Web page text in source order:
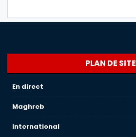
PLAN DE SITE
En direct
Maghreb
International